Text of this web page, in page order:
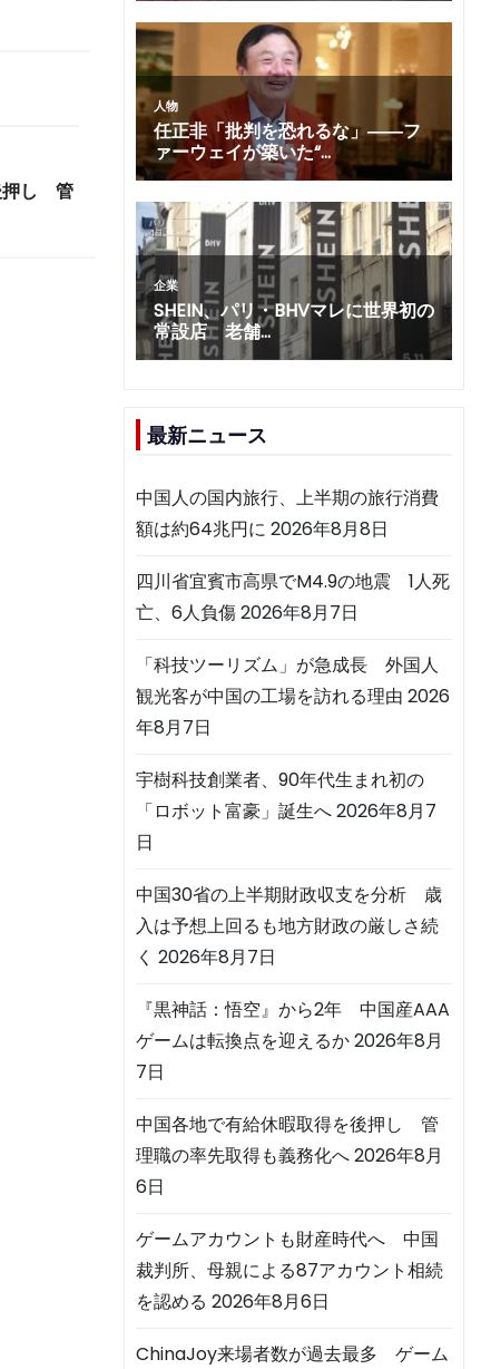
押し 管
最新ニュース
中国人の国内旅行、上半期の旅行消費
額は約64兆円に 2026年8月8日
四川省宜賓市高県でM4.9の地震 1人死
亡、6人負傷2026年8月7日
「科技ツーリズム」が急成長 外国人
観光客が中国の工場を訪れる理由 2026
年8月7日
宇樹科技創業者、90年代生まれ初の
「ロボット富豪」誕生へ2026年8月7
日
中国30省の上半期財政収支を分析 歳
入は予想上回るも地方財政の厳しさ続
く 2026年8月7日
『黒神話：悟空』から2年 中国産AAA
ゲームは転換点を迎えるか2026年8月
7日
中国各地で有給休暇取得を後押し 管
理職の率先取得も義務化へ2026年8月
6日
ゲームアカウントも財産時代へ 中国
裁判所、母親による87アカウント相続
を認める 2026年8月6日
ChinaJoy来場者数が過去最多 ゲーム